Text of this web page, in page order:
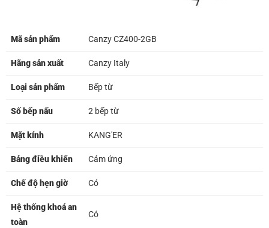
Mã sản phẩm Canzy CZ400-2GB
Hãng sản xuất Canzy Italy
Loại sản phẩm Bếp từ
Số bếp nấu 2 bếp từ
Mặt kính KANG'ER
Bảng điều khiển Cảm ứng
Chế độ hẹn giờ Có
Hệ thống khoá an
toàn
Có